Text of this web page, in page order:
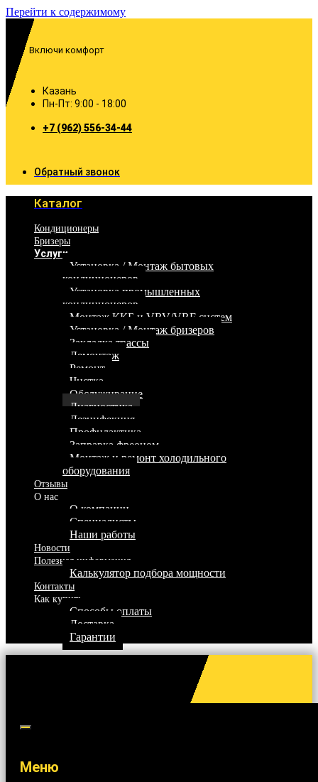
Перейти к содержимому
Включи комфорт
Казань
Пн-Пт: 9:00 - 18:00
+7 (962) 556-34-44
Обратный звонок
Каталог
Кондиционеры
Бризеры
Услуги
Установка / Монтаж бытовых
кондиционеров
Установка промышленных
кондиционеров
Монтаж ККБ и VRV/VRF систем
Установка / Монтаж бризеров
Закладка трассы
Демонтаж
Ремонт
Чистка
Обслуживание
Диагностика
Дезинфекция
Профилактика
Заправка фреоном
Монтаж и ремонт холодильного
оборудования
Отзывы
О нас
О компании
Специалисты
Наши работы
Новости
Полезная информация
Калькулятор подбора мощности
Контакты
Как купить
Способы оплаты
Доставка
Гарантии
Меню